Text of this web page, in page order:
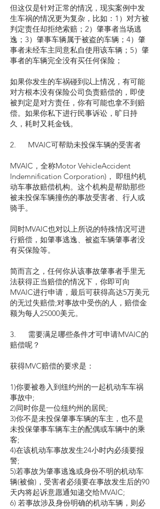
但这仅是针对正常的情况，现实案例中发
生车祸的情况更为复杂，比如：1）对方被
判定责任却拒绝索赔；2）肇事者当场逃
逸；3）肇事车辆属于被盗的车辆；4）肇
事者未经车主同意私自使用该车辆；5）肇
事者的车辆完全没有买任何保险；
如果你发生的车祸碰到以上情况，有可能
对方根本没有保险公司负责赔偿的，即使
被判定是对方责任，你有可能也拿不到赔
偿。如果你私下进行民事诉讼，旷日持
久，耗时又耗金钱。
2. MVAIC可帮助未投保车辆的受害者
MVAIC，全称Motor VehicleAccident
Indemnification Corporation)， 即纽约机
动车事故赔偿机构。这个机构是帮助那些
被未投保车辆撞伤的事故受害者、行人或
骑手。
同时MVAIC也对以上所说的特殊情况可进
行赔偿，如肇事逃逸、被盗车辆肇事者没
有买保险等。
简而言之，任何你从该事故肇事者手里无
法获得正当赔偿的情况下，你即可向
MVAIC进行申请，最后可获得高达5万美元
的无过失赔偿;对事故中受伤的人，赔偿金
额为每人25000美元。
3. 需要满足哪些条件才可申请MVAIC的
赔偿呢？
获得MVC赔偿的要求是：
1)你要被卷入到纽约州的一起机动车车祸
事故中;
2)同时你是一位纽约州的居民;
3)你不是未投保肇事车辆的车主，也不是
未投保肇事车辆车主的配偶或车辆中的乘
客;
4)在该机动车事故发生24小时内必须要报
警;
5)若事故为肇事逃逸或身份不明的机动车
辆(被偷)，受害者必须要在事故发生后的90
天内将起诉意愿通知递交给MVAIC;
6) 若事故涉及身份明确的机动车辆，则必